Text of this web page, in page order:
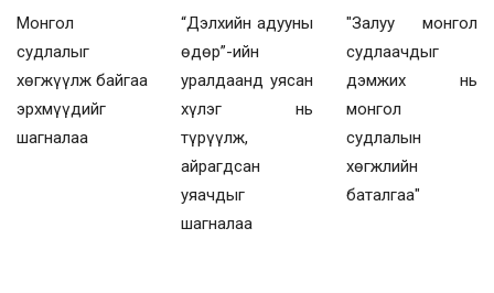
Монгол
судлалыг
хөгжүүлж байгаа
эрхмүүдийг
шагналаа
“Дэлхийн адууны
өдөр”-ийн
уралдаанд уясан
хүлэг нь
түрүүлж,
айрагдсан
уяачдыг
шагналаа
"Залуу монгол
судлаачдыг
дэмжих нь
монгол
судлалын
хөгжлийн
баталгаа"